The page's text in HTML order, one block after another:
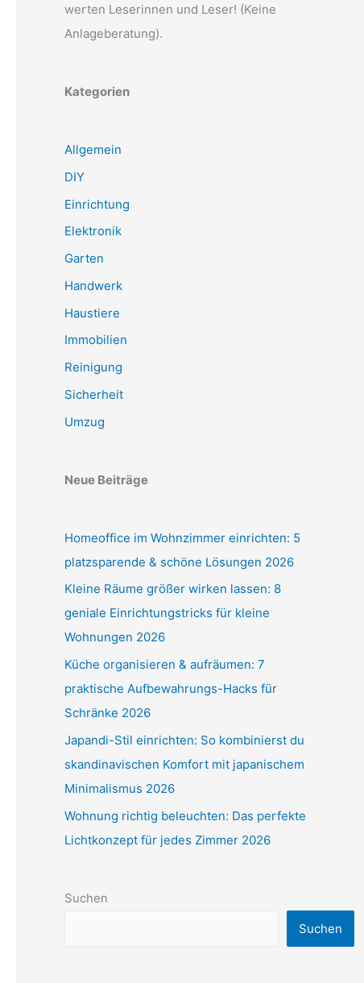
werten Leserinnen und Leser! (Keine
Anlageberatung).
Kategorien
Allgemein
DIY
Einrichtung
Elektronik
Garten
Handwerk
Haustiere
Immobilien
Reinigung
Sicherheit
Umzug
Neue Beiträge
Homeoffice im Wohnzimmer einrichten: 5
platzsparende & schöne Lösungen 2026
Kleine Räume größer wirken lassen: 8
geniale Einrichtungstricks für kleine
Wohnungen 2026
Küche organisieren & aufräumen: 7
praktische Aufbewahrungs-Hacks für
Schränke 2026
Japandi-Stil einrichten: So kombinierst du
skandinavischen Komfort mit japanischem
Minimalismus 2026
Wohnung richtig beleuchten: Das perfekte
Lichtkonzept für jedes Zimmer 2026
Suchen
Suchen